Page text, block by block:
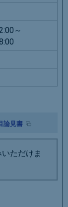
～
論見書
ただけま